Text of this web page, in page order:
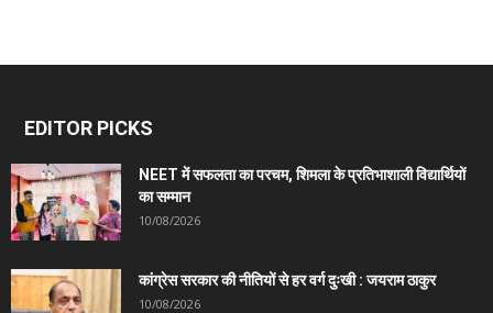
EDITOR PICKS
NEET में सफलता का परचम, शिमला के प्रतिभाशाली विद्यार्थियों
का सम्मान
10/08/2026
कांग्रेस सरकार की नीतियों से हर वर्ग दुःखी : जयराम ठाकुर
10/08/2026